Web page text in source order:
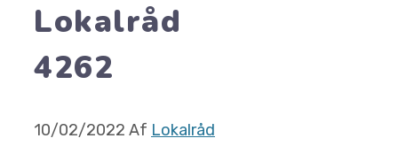
Lokalråd
4262
10/02/2022 Af Lokalråd